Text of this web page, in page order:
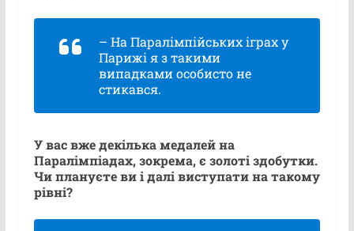
– На Паралімпійських іграх у
Парижі я з такими
випадками особисто не
стикався.
У вас вже декілька медалей на
Паралімпіадах, зокрема, є золоті здобутки.
Чи плануєте ви і далі виступати на такому
рівні?